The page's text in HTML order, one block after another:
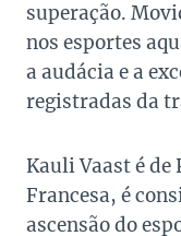
superação.
nos esportes
a audácia e a
registradas da
Kauli Vaast é de
Francesa, é
ascensão do